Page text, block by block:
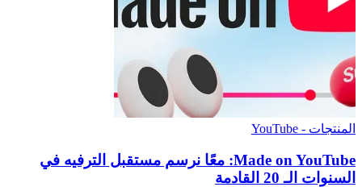
المنتجات - YouTube
‫Made on YouTube: معًا نرسم مستقبل الترفيه في
السنوات الـ 20 القادمة